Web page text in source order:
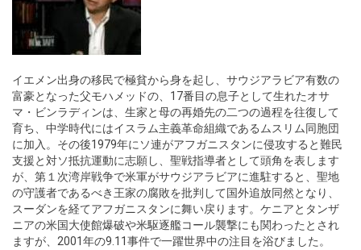
イエメン出身の移民で極貧から身を起し、サウジアラビア有数の
富豪となった父モハメッドの、17番目の息子として生れたオサ
マ・ビンラディンは、生家と母の再婚先の二つの過程を往復して
育ち、中学時代にはイスラム主義革命組織であるムスリム同胞団
に加入。その後1979年にソ連がアフガニスタンに侵攻すると難民
支援と対ソ抵抗運動に志願し、聖戦指導者として頭角を表します
が、第１次湾岸戦争で米軍がサウジアラビアに進駐すると、聖地
の守護者であるべき王家の腐敗を批判して国外追放同然となり、
スーダンを経てアフガニスタンに舞い戻ります。ケニアとタンザ
ニアの米国大使館爆破や米駆逐艦コール襲撃にも関わったとされ
ますが、2001年の9.11事件で一躍世界中の注目を浴びました。